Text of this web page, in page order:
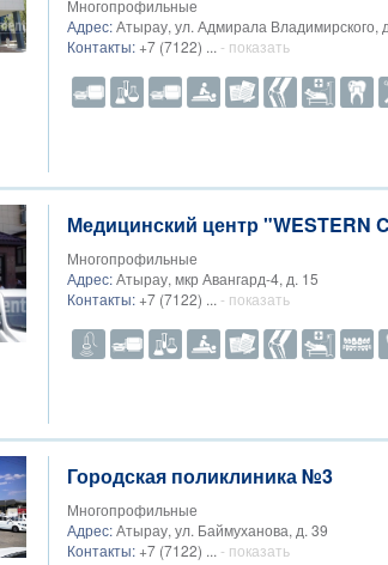
Многопрофильные
Адрес:Атырау, ул. Адмирала Владимирского,
Контакты: +7 (7122) ... - показать
Медицинский центр "WESTERN
Многопрофильные
Адрес:Атырау, мкр Авангард-4, д. 15
Контакты: +7 (7122) ... - показать
Городская поликлиника №3
Многопрофильные
Адрес:Атырау, ул. Баймуханова, д. 39
Контакты: +7 (7122) ... - показать